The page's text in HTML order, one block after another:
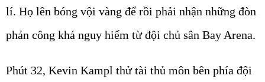
lí. Họ lên bóng vội vàng để rồi phải nhận những đòn
phản công khá nguy hiểm từ đội chủ sân Bay Arena.
Phút 32, Kevin Kampl thử tài thủ môn bên phía đội